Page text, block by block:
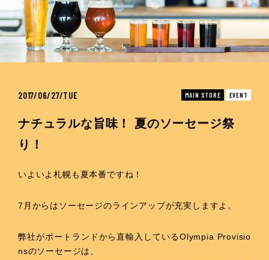
2017/06/27/TUE MAIN STORE EVENT
ナチュラルな旨味！ 夏のソーセージ祭
り！
いよいよ札幌も夏本番ですね！
7月からはソーセージのラインアップが充実しますよ。
弊社がポートランドから直輸入しているOlympia Provisio
nsのソーセージは、